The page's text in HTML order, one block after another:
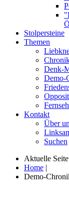
Stolpersteine
Themen
Denk-
Demo-
Kontakt
Über
Suchen
Aktuelle
Home |
Demo-